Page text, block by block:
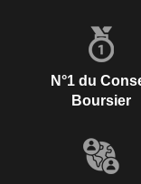
N°1 du
Boursier